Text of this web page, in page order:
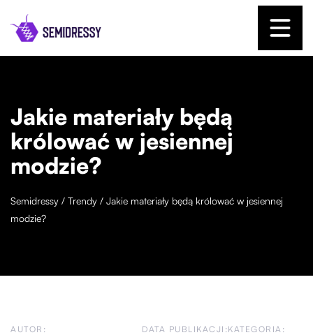
Jakie materiały będą
królować w jesiennej
modzie?
Semidressy / Trendy / Jakie materiały będą królować w jesiennej
modzie?
AUTOR: DATA PUBLIKACJI:KATEGORIA: